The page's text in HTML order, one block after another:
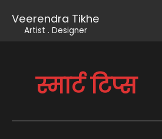
Veerendra Tikhe
Artist . Designer
स्मार्ट टिप्स